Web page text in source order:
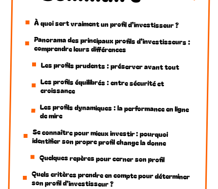
À quoi sert vraiment un profil d’investisseur ?
Panorama des principaux profils d’investisseurs :
comprendre leurs différences
Les profils prudents : préserver avant tout
Les profils équilibrés : entre sécurité et
croissance
Les profils dynamiques : la performance en ligne
de mire
Se connaître pour mieux investir : pourquoi
identifier son propre profil change la donne
Quelques repères pour cerner son profil
Quels critères prendre en compte pour déterminer
son profil d’investisseur ?